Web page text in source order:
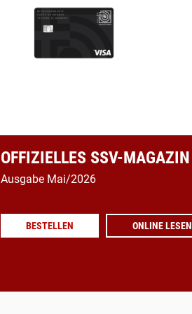
OFFIZIELLES SSV-MAGAZIN
Ausgabe Mai/2026
BESTELLEN ONLINE LESEN